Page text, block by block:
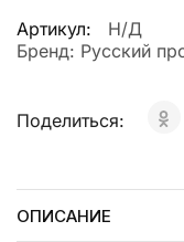
Артикул:
Н/Д
Бренд: Русский
Поделиться:
ОПИСАНИЕ